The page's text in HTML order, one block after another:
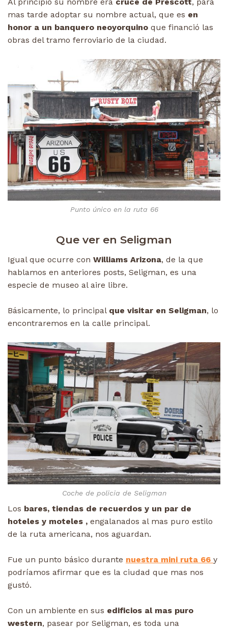
mas tarde adoptar su nombre actual, que es en
honor a un banquero neoyorquino que financió las
obras del tramo ferroviario de la ciudad.
Punto único en la ruta 66
Que ver en Seligman
Igual que ocurre con Williams Arizona, de la que
hablamos en anteriores posts, Seligman, es una
especie de museo al aire libre.
Básicamente, lo principal que visitar en Seligman, lo
encontraremos en la calle principal.
Coche de policia de Seligman
Los bares, tiendas de recuerdos y un par de
hoteles y moteles , engalanados al mas puro estilo
de la ruta americana, nos aguardan.
Fue un punto básico durante nuestra mini ruta 66 y
podríamos afirmar que es la ciudad que mas nos
gustó.
Con un ambiente en sus edificios al mas puro
western, pasear por Seligman, es toda una